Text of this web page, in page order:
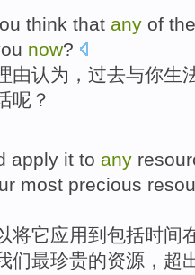
think that any of the
now?
由认为 ， 过去与你生
呢？
apply it to any
most precious
将它应用到 包括时间
们最珍贵的资源， 超